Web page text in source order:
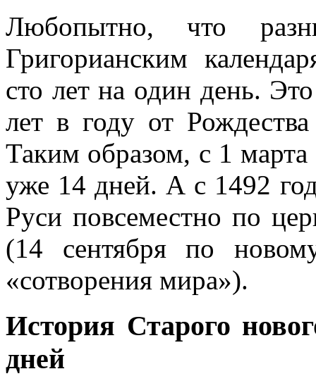
Любопытно, что
Григорианским
сто лет на один день.
лет в году от
Таким образом, с 1 марта
уже 14 дней. А с 1492
Руси повсеместно по
(14 сентября по
«сотворения мира»).
История Старого
дней